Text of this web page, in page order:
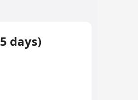
days)